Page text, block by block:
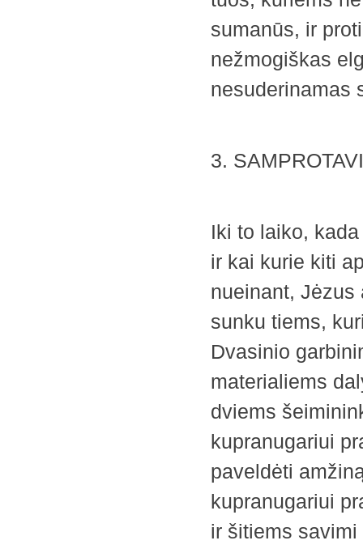
sumanūs, ir
nežmogiškas
nesuderinamas
3.
Iki to laiko,
ir kai kurie kiti
nueinant, Jėzus
sunku tiems,
Dvasinio
materialiems
dviems
kupranugariui
paveldėti
kupranugariui
ir šitiems